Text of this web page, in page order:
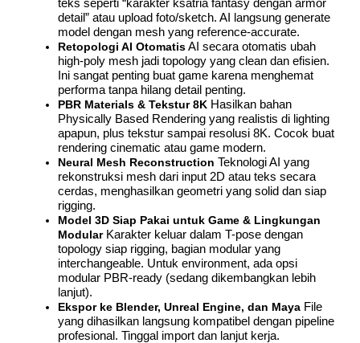
teks seperti “karakter ksatria fantasy dengan armor
detail” atau upload foto/sketch. AI langsung generate
model dengan mesh yang reference-accurate.
Retopologi AI Otomatis AI secara otomatis ubah
high-poly mesh jadi topology yang clean dan efisien.
Ini sangat penting buat game karena menghemat
performa tanpa hilang detail penting.
PBR Materials & Tekstur 8K Hasilkan bahan
Physically Based Rendering yang realistis di lighting
apapun, plus tekstur sampai resolusi 8K. Cocok buat
rendering cinematic atau game modern.
Neural Mesh Reconstruction Teknologi AI yang
rekonstruksi mesh dari input 2D atau teks secara
cerdas, menghasilkan geometri yang solid dan siap
rigging.
Model 3D Siap Pakai untuk Game & Lingkungan
Modular Karakter keluar dalam T-pose dengan
topology siap rigging, bagian modular yang
interchangeable. Untuk environment, ada opsi
modular PBR-ready (sedang dikembangkan lebih
lanjut).
Ekspor ke Blender, Unreal Engine, dan Maya File
yang dihasilkan langsung kompatibel dengan pipeline
profesional. Tinggal import dan lanjut kerja.